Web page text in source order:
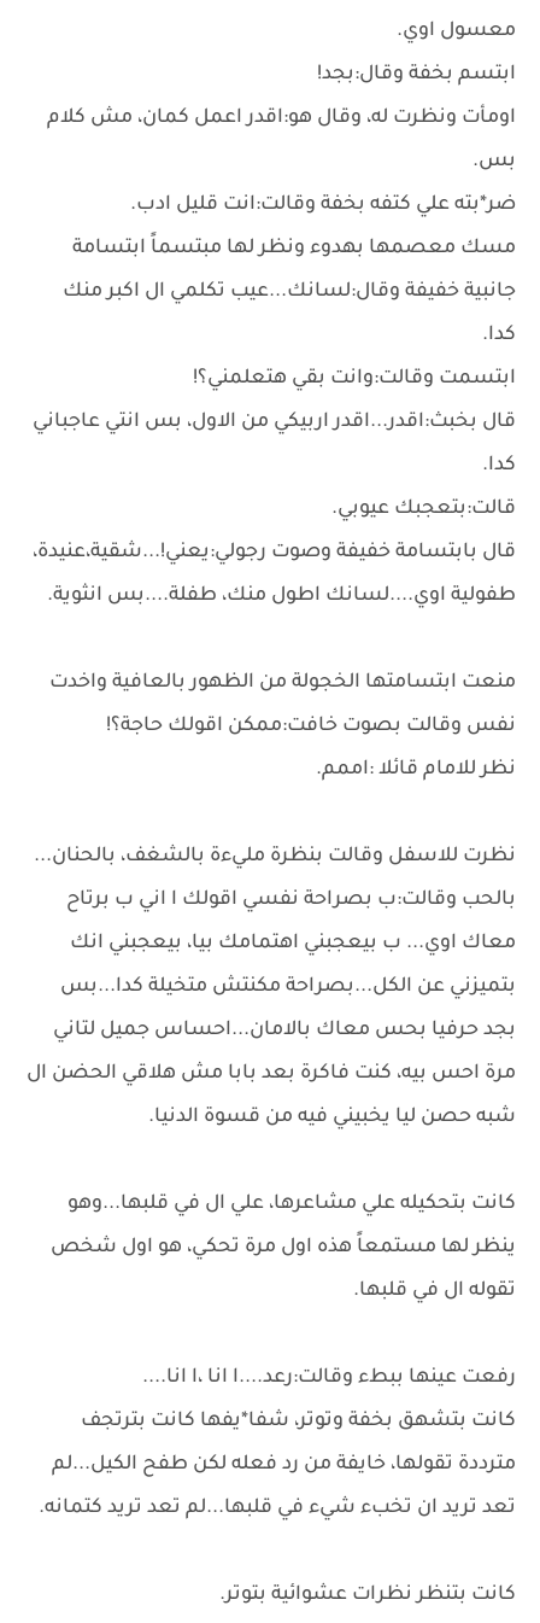
معسول اوي.
ابتسم بخفة وقال:بجد!
اومأت ونظرت له، وقال هو:اقدر اعمل كمان، مش كلام
بس.
ضر*بته علي كتفه بخفة وقالت:انت قليل ادب.
مسك معصمها بهدوء ونظر لها مبتسماً ابتسامة
جانبية خفيفة وقال:لسانك...عيب تكلمي ال اكبر منك
كدا.
ابتسمت وقالت:وانت بقي هتعلمني؟!
قال بخبث:اقدر...اقدر اربيكي من الاول، بس انتي عاجباني
كدا.
قالت:بتعجبك عيوبي.
قال بابتسامة خفيفة وصوت رجولي:يعني!...شقية،عنيدة،
طفولية اوي....لسانك اطول منك، طفلة....بس انثوية.
منعت ابتسامتها الخجولة من الظهور بالعافية واخدت
نفس وقالت بصوت خافت:ممكن اقولك حاجة؟!
نظر للامام قائلا :اممم.
نظرت للاسفل وقالت بنظرة مليءة بالشغف، بالحنان...
بالحب وقالت:ب بصراحة نفسي اقولك ا اني ب برتاح
معاك اوي... ب بيعجبني اهتمامك بيا، بيعجبني انك
بتميزني عن الكل...بصراحة مكنتش متخيلة كدا...بس
بجد حرفيا بحس معاك بالامان...احساس جميل لتاني
مرة احس بيه، كنت فاكرة بعد بابا مش هلاقي الحضن ال
شبه حصن ليا يخبيني فيه من قسوة الدنيا.
كانت بتحكيله علي مشاعرها، علي ال في قلبها...وهو
ينظر لها مستمعاً هذه اول مرة تحكي، هو اول شخص
تقوله ال في قلبها.
رفعت عينها ببطء وقالت:رعد....ا انا ،ا انا....
كانت بتشهق بخفة وتوتر، شفا*يفها كانت بترتجف
مترددة تقولها، خايفة من رد فعله لكن طفح الكيل...لم
تعد تريد ان تخبء شيء في قلبها...لم تعد تريد كتمانه.
كانت بتنظر نظرات عشوائية بتوتر.